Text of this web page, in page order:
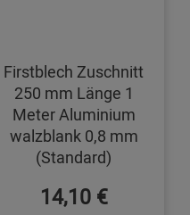
Firstblech Zuschnitt
250 mm Länge 1
Meter Aluminium
walzblank 0,8 mm
(Standard)
14,10 €